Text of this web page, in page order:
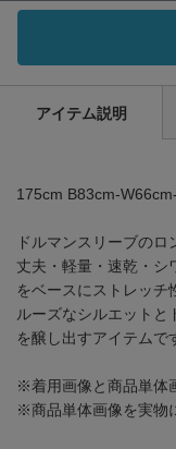
アイテム説明
175cm B83cm-
ドルマンスリーブのロ
丈夫・軽量・速乾・シ
をベースにストレッチ
ルーズなシルエットと
を醸し出すアイテムで
※着用画像と商品単体
※商品単体画像を実物